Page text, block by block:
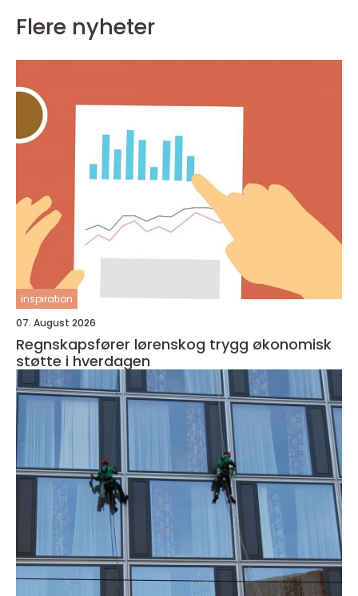
Flere nyheter
inspiration
07. August 2026
Regnskapsfører lørenskog trygg økonomisk
støtte i hverdagen